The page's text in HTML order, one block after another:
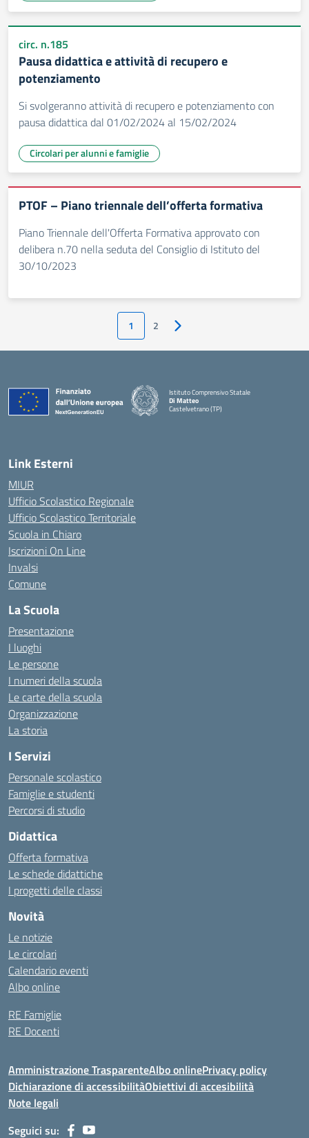
circ. n.185
Pausa didattica e attività di recupero e
potenziamento
Si svolgeranno attività di recupero e potenziamento con
pausa didattica dal 01/02/2024 al 15/02/2024
Circolari per alunni e famiglie
PTOF – Piano triennale dell’offerta formativa
Piano Triennale dell'Offerta Formativa approvato con
delibera n.70 nella seduta del Consiglio di Istituto del
30/10/2023
1 2 Pagina successiva
Istituto Comprensivo Statale
Di Matteo
Castelvetrano (TP)
Link Esterni
MIUR
Ufficio Scolastico Regionale
Ufficio Scolastico Territoriale
Scuola in Chiaro
Iscrizioni On Line
Invalsi
Comune
La Scuola
Presentazione
I luoghi
Le persone
I numeri della scuola
Le carte della scuola
Organizzazione
La storia
I Servizi
Personale scolastico
Famiglie e studenti
Percorsi di studio
Didattica
Offerta formativa
Le schede didattiche
I progetti delle classi
Novità
Le notizie
Le circolari
Calendario eventi
Albo online
RE Famiglie
RE Docenti
Amministrazione TrasparenteAlbo onlinePrivacy policy
Dichiarazione di accessibilitàObiettivi di accesibilità
Note legali
Seguici su: